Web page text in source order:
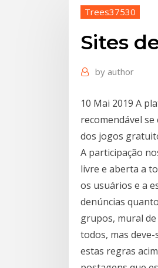
Trees37530
Sites
by author
10 Mai 2019 A
recomendável
dos jogos
A participação
livre e aberta a
os usuários e a
denúncias
grupos, mural de
todos, mas
estas regras